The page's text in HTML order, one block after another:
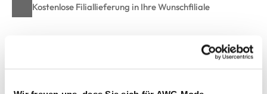
Kostenlose Filiallieferung in Ihre Wunschfiliale